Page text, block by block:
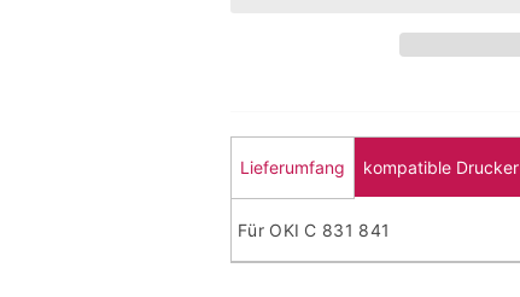
Lieferumfang kompatible Drucker
Für OKI C 831 841